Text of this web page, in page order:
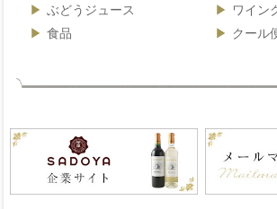
ぶどうジュース
ワイン
食品
クール